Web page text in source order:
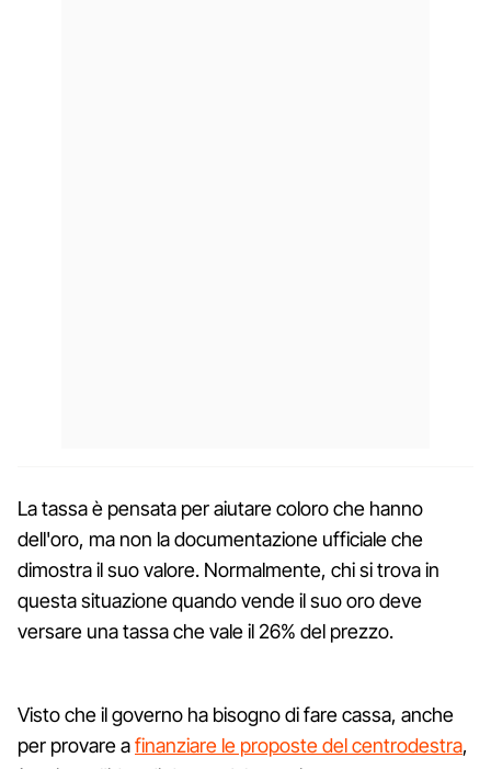
La tassa è pensata per aiutare coloro che hanno
dell'oro, ma non la documentazione ufficiale che
dimostra il suo valore. Normalmente, chi si trova in
questa situazione quando vende il suo oro deve
versare una tassa che vale il 26% del prezzo.
Visto che il governo ha bisogno di fare cassa, anche
per provare afinanziare le proposte del centrodestra,